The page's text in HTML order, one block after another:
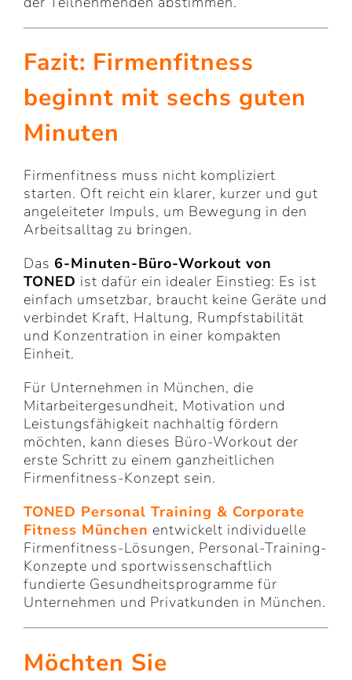
Fazit: Firmenfitness
beginnt mit sechs guten
Minuten
Firmenfitness muss nicht kompliziert
starten. Oft reicht ein klarer, kurzer und gut
angeleiteter Impuls, um Bewegung in den
Arbeitsalltag zu bringen.
Das 6-Minuten-Büro-Workout von
TONED ist dafür ein idealer Einstieg: Es ist
einfach umsetzbar, braucht keine Geräte und
verbindet Kraft, Haltung, Rumpfstabilität
und Konzentration in einer kompakten
Einheit.
Für Unternehmen in München, die
Mitarbeitergesundheit, Motivation und
Leistungsfähigkeit nachhaltig fördern
möchten, kann dieses Büro-Workout der
erste Schritt zu einem ganzheitlichen
Firmenfitness-Konzept sein.
TONED Personal Training & Corporate
Fitness München entwickelt individuelle
Firmenfitness-Lösungen, Personal-Training-
Konzepte und sportwissenschaftlich
fundierte Gesundheitsprogramme für
Unternehmen und Privatkunden in München.
Möchten Sie